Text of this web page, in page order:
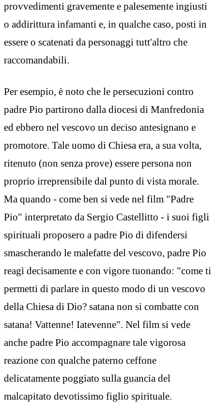
provvedimenti gravemente e palesemente ingiusti
o addirittura infamanti e, in qualche caso, posti in
essere o scatenati da personaggi tutt'altro che
raccomandabili.
Per esempio, è noto che le persecuzioni contro
padre Pio partirono dalla diocesi di Manfredonia
ed ebbero nel vescovo un deciso antesignano e
promotore. Tale uomo di Chiesa era, a sua volta,
ritenuto (non senza prove) essere persona non
proprio irreprensibile dal punto di vista morale.
Ma quando - come ben si vede nel film "Padre
Pio" interpretato da Sergio Castellitto - i suoi figli
spirituali proposero a padre Pio di difendersi
smascherando le malefatte del vescovo, padre Pio
reagì decisamente e con vigore tuonando: "come ti
permetti di parlare in questo modo di un vescovo
della Chiesa di Dio? satana non si combatte con
satana! Vattenne! Iatevenne". Nel film si vede
anche padre Pio accompagnare tale vigorosa
reazione con qualche paterno ceffone
delicatamente poggiato sulla guancia del
malcapitato devotissimo figlio spirituale.